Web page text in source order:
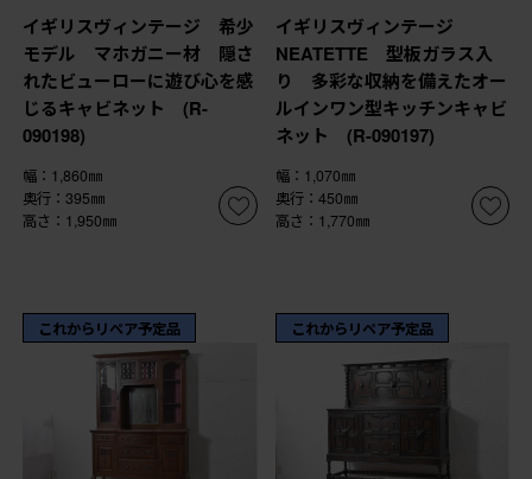
イギリスヴィンテージ 希少
モデル マホガニー材 隠さ
れたビューローに遊び心を感
じるキャビネット (R-
090198)
幅：1,860㎜
奥行：395㎜
高さ：1,950㎜
イギリスヴィンテージ
NEATETTE 型板ガラス入
り 多彩な収納を備えたオー
ルインワン型キッチンキャビ
ネット (R-090197)
幅：1,070㎜
奥行：450㎜
高さ：1,770㎜
これからリペア予定品 これからリペア予定品